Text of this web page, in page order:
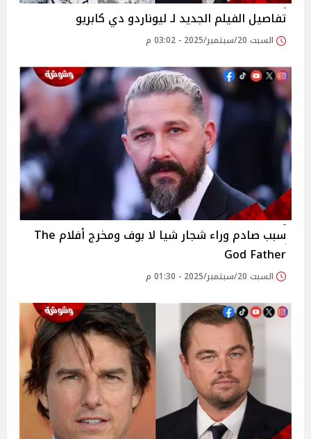
تفاصيل الفيلم الجديد لـ ليوناردو دي كابريو
السبت 20/سبتمبر/2025 - 03:02 م
سبب صادم وراء شجار شيا لا بوف ومخرج أفلام The
God Father
السبت 20/سبتمبر/2025 - 01:30 م